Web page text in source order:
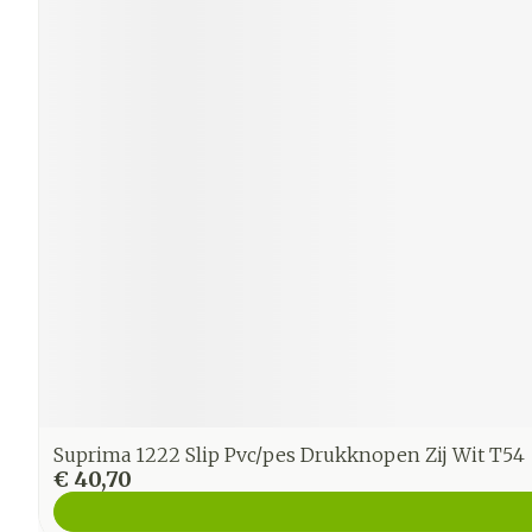
Suprima 1222 Slip Pvc/pes Drukknopen Zij Wit T54
€ 40,70